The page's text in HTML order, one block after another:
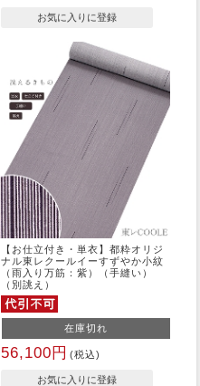
【お仕立付き・単衣】都粋オリジ
ナル東レクールイーすずやか小紋
（雨入り万筋：紫）（手縫い）
（別誂え）
在庫切れ
56,100円 (税込)